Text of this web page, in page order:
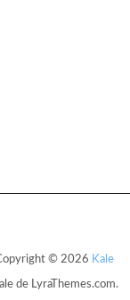
© 2026 Kale
de LyraThemes.com.